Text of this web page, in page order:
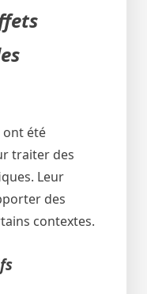
ont été
traiter des
Leur
des
contextes.